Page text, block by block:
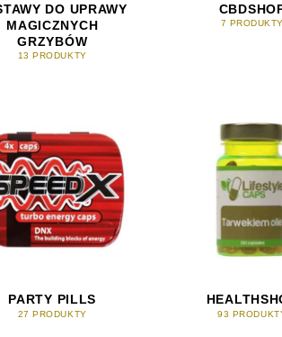
DO UPRAWY
MAGICZNYCH
GRZYBÓW
13 PRODUKTY
7 PRODUKTY
PARTY PILLS
27 PRODUKTY 93